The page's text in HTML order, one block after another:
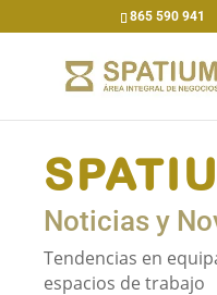
865 590 941
Noticias y
Tendencias en
espacios de trabajo